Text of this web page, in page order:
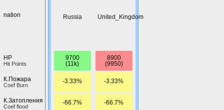
nation
HP
Hit Points
К.Пожара
Coef Burn
К.Затопления
Coef flood
Russia
9700
(11k)
-3.33%
-66.7%
United_Kingdom
8900
(9950)
-3.33%
-66.7%